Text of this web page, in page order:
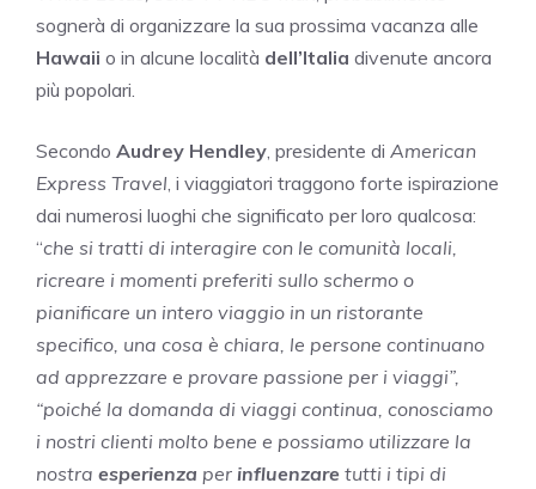
sognerà di organizzare la sua prossima vacanza alle
Hawaii o in alcune località dell’Italia divenute ancora
più popolari.
Secondo Audrey Hendley , presidente di American
Express Travel , i viaggiatori traggono forte ispirazione
dai numerosi luoghi che significato per loro qualcosa:
“che si tratti di interagire con le comunità locali,
ricreare i momenti preferiti sullo schermo o
pianificare un intero viaggio in un ristorante
specifico, una cosa è chiara, le persone continuano
ad apprezzare e provare passione per i viaggi”,
“poiché la domanda di viaggi continua, conosciamo
i nostri clienti molto bene e possiamo utilizzare la
nostra esperienza per influenzare tutti i tipi di